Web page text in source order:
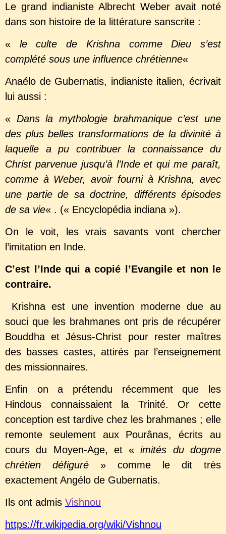
Le grand indianiste Albrecht Weber avait noté
dans son histoire de la littérature sanscrite :
« le culte de Krishna comme Dieu s’est
complété sous une influence chrétienne«
Anaélo de Gubernatis, indianiste italien, écrivait
lui aus­si :
« Dans la mythologie brahmanique c’est une
des plus belles transformations de la divinité à
laquelle a pu contribuer la connaissance du
Christ parvenue jusqu’à l’Inde et qui me paraît,
comme à Weber, avoir fourni à Krishna, avec
une partie de sa doctrine, différents épisodes
de sa vie« . (« Encyclopédia indiana »).
On le voit, les vrais savants vont chercher
l’imitation en Inde.
C’est l’Inde qui a copié l’Evangile et non le
contraire.
Krishna est une invention moderne due au
souci que les brahmanes ont pris de récupérer
Bouddha et Jésus-Christ pour rester maîtres
des basses castes, attirés par l’enseignement
des missionnaires.
Enfin on a prétendu récemment que les
Hindous connaissaient la Trinité. Or cette
conception est tardive chez les brahmanes ; elle
remonte seulement aux Pourânas, écrits au
cours du Moyen-Age, et «imités du dogme
chrétien défiguré » comme le dit très
exactement Angélo de Gubernatis.
Ils ont admis Vishnou
https://fr.wikipedia.org/wiki/Vishnou